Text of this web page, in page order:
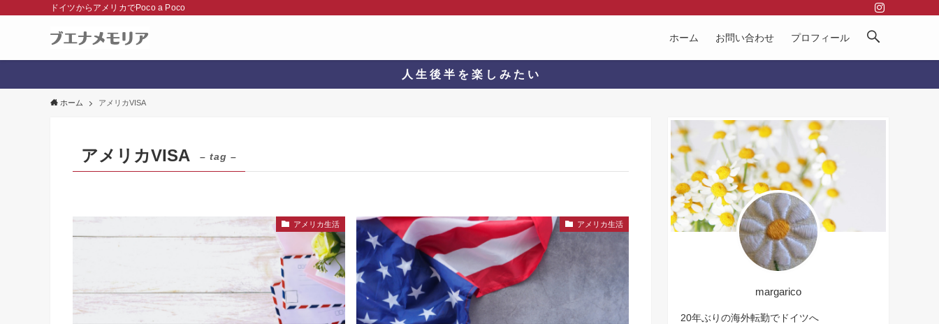
ドイツからアメリカでPoco a Poco
ホーム お問い合わせ プロフィール
人 生 後 半 を 楽 し み た い
ホーム アメリカVISA
アメリカVISA – tag –
アメリカ生活 アメリカ生活
margarico
20年ぶりの海外転勤でドイツへ